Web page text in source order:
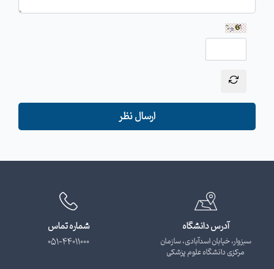
ارسال نظر
آدرس دانشگاه
سبزوار، خیابان اسدآبادی، سازمان
مرکزی دانشگاه علوم پزشکی
شماره تماس
051-44011000